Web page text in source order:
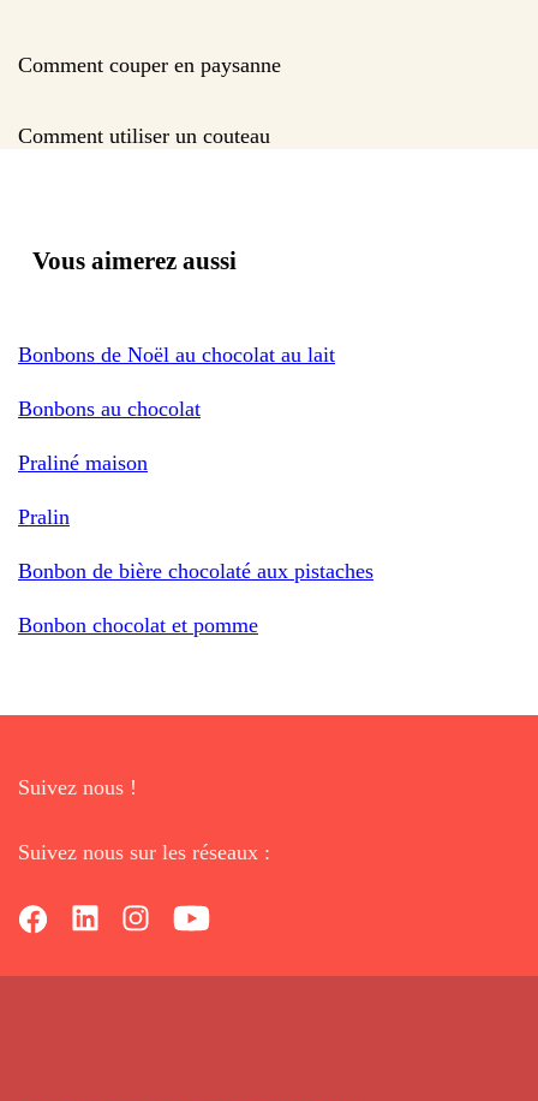
Comment couper en paysanne
Comment utiliser un couteau
Vous aimerez aussi
Bonbons de Noël au chocolat au lait
Bonbons au chocolat
Praliné maison
Pralin
Bonbon de bière chocolaté aux pistaches
Bonbon chocolat et pomme
Suivez nous !
Suivez nous sur les réseaux :